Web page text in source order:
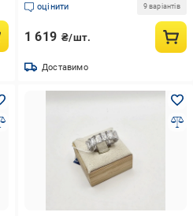
оцінити 9 варіантів
1 619 ₴/шт.
Доставимо